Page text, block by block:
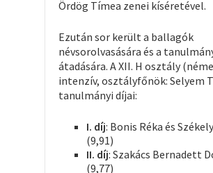
Ördög Tímea zenei kíséretével.
Ezután sor került a ballagók
névsorolvasására és a
átadására. A XII. H osztály
intenzív, osztályfőnök: Selyem
tanulmányi díjai:
I. díj: Bonis Réka és
(9,91)
II. díj: Szakács Bernadett
(9,77)